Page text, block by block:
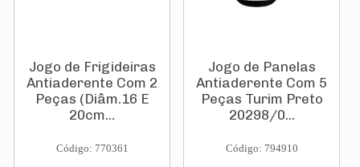
Jogo de Frigideiras
Antiaderente Com 2
Peças (Diâm.16 E
20cm...
Código: 770361
Jogo de Panelas
Antiaderente Com 5
Peças Turim Preto
20298/0...
Código: 794910